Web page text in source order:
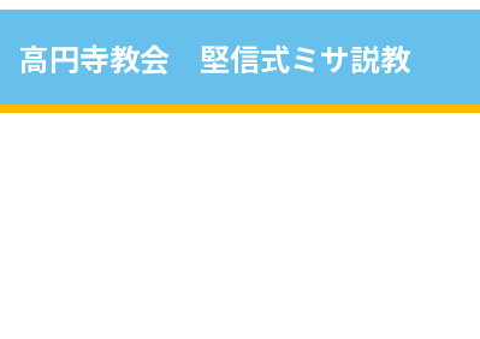
高円寺教会 堅信式ミサ説教